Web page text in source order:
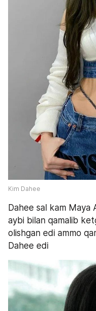
Kim Dahee
Dahee sal kam Maya
aybi bilan qamalib
olishgan edi ammo
Dahee edi